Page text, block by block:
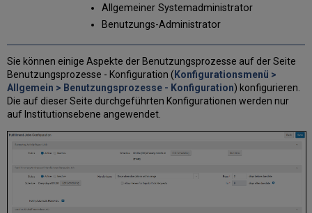
Allgemeiner Systemadministrator
Benutzungs-Administrator
Sie können einige Aspekte der Benutzungsprozesse auf der Seite
Benutzungsprozesse - Konfiguration ( Konfigurationsmenü >
Allgemein > Benutzungsprozesse - Konfiguration) konfigurieren.
Die auf dieser Seite durchgeführten Konfigurationen werden nur
auf Institutionsebene angewendet.